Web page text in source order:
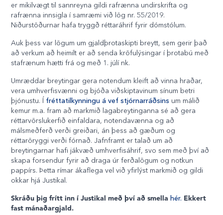
er mikilvægt til sannreyna gildi rafrænna undirskrifta og
rafrænna innsigla í samræmi við lög nr. 55/2019.
Niðurstöðurnar hafa tryggð réttaráhrif fyrir dómstólum.
Auk þess var lögum um gjaldþrotaskipti breytt, sem gerir það
að verkum að heimilt er að senda kröfulýsingar í þrotabú með
stafrænum hætti frá og með 1. júlí nk.
Umræddar breytingar gera notendum kleift að vinna hraðar,
vera umhverfisvænni og bjóða viðskiptavinum sínum betri
þjónustu. Í fréttatilkynningu á vef stjórnarráðsins um málið
kemur m.a. fram að markmið lagabreytinganna sé að gera
réttarvörslukerfið einfaldara, notendavænna og að
málsmeðferð verði greiðari, án þess að gæðum og
réttaröryggi verði fórnað. Jafnframt er talað um að
breytingarnar hafi jákvæð umhverfisáhrif, svo sem með því að
skapa forsendur fyrir að draga úr ferðalögum og notkun
pappírs. Þetta rímar ákaflega vel við yfirlýst markmið og gildi
okkar hjá Justikal.
Skráðu þig frítt inn í Justikal með því að smellahér. Ekkert
fast mánaðargjald.